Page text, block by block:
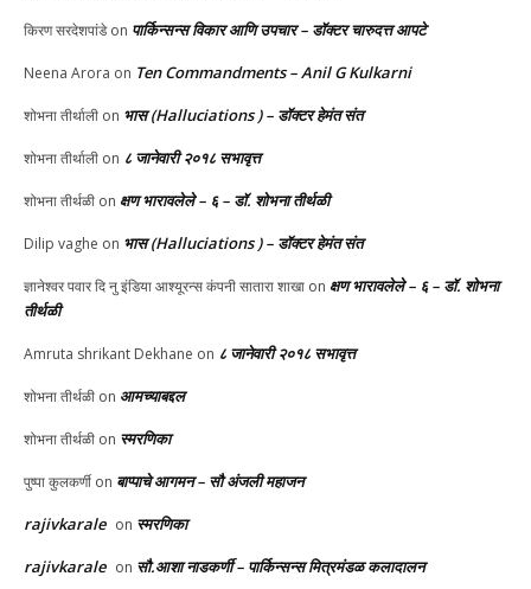
किरण सरदेशपांडेon पार्किन्सन्स विकार आणि उपचार – डॉक्टर चारुदत्त आपटे
Neena Arora on Ten Commandments – Anil G Kulkarni
शोभना तीर्थाली on भास (Halluciations ) – डॉक्टर हेमंत संत
शोभना तीर्थाली on ८ जानेवारी २०१८ सभावृत्त
शोभना तीर्थळी on क्षण भारावलेले – ६ – डॉ. शोभना तीर्थळी
Dilip vaghe on भास (Halluciations ) – डॉक्टर हेमंत संत
ज्ञानेश्वर पवार दि नु इंडिया आश्यूरन्स कंपनी सातारा शाखा on क्षण भारावलेले – ६ – डॉ. शोभना
तीर्थळी
Amruta shrikant Dekhane on ८ जानेवारी २०१८ सभावृत्त
शोभना तीर्थळी on आमच्याबद्दल
शोभना तीर्थळी on स्मरणिका
पुष्पा कुलकर्णी on बाप्पाचे आगमन – सौ अंजली महाजन
rajivkarale on स्मरणिका
rajivkarale on सौ.आशा नाडकर्णी – पार्किन्सन्स मित्रमंडळ कलादालन